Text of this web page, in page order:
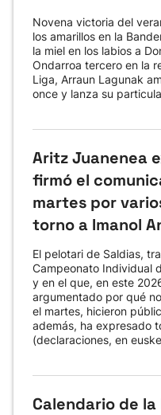
Novena victoria del
los amarillos en la
la miel en los labios a
Ondarroa tercero en la
Liga, Arraun Lagunak
once y lanza su
Aritz Juanenea
firmó el
martes por
torno a Imanol
El pelotari de Saldias,
Campeonato Individual
y en el que, en este
argumentado por qué
el martes, hicieron
además, ha expresado
(declaraciones, en
Calendario de la